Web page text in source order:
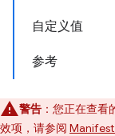
自定义值
参考
警告 ：您正在查
效项，请参阅